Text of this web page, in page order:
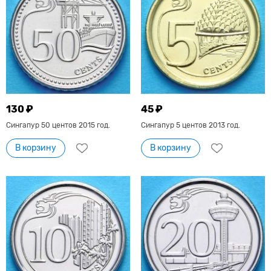
130 ₽
Сингапур 50 центов 2015 год.
В корзину
45 ₽
Сингапур 5 центов 2013 год.
В корзину